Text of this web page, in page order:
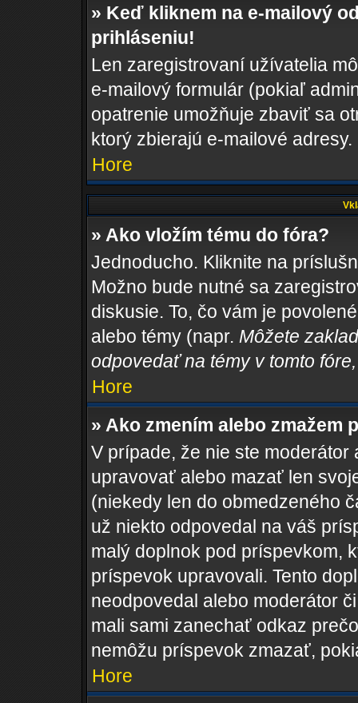
» Keď kliknem na e-mailový
prihláseniu!
Len zaregistrovaní užívatelia
e-mailový formulár (pokiaľ
opatrenie umožňuje zbaviť sa
ktorý zbierajú e-mailové adresy.
Hore
» Ako vložím tému do fóra?
Jednoducho. Kliknite na
Možno bude nutné sa
diskusie. To, čo vám je
alebo témy (napr. Môžete
odpovedať na témy v tomto
Hore
» Ako zmením alebo zmažem
V prípade, že nie ste
upravovať alebo mazať len
(niekedy len do obmedzeného
už niekto odpovedal na váš
malý doplnok pod príspevkom,
príspevok upravovali. Tento
neodpovedal alebo moderátor
mali sami zanechať odkaz
nemôžu príspevok zmazať,
Hore